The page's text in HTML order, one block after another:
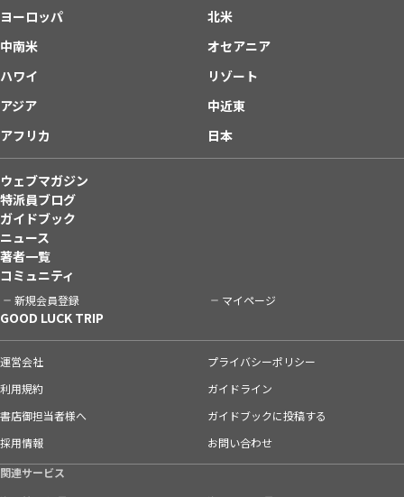
ヨーロッパ
北米
中南米
オセアニア
ハワイ
リゾート
アジア
中近東
アフリカ
日本
ウェブマガジン
特派員ブログ
ガイドブック
ニュース
著者一覧
コミュニティ
新規会員登録 マイページ
GOOD LUCK TRIP
運営会社
プライバシーポリシー
利用規約
ガイドライン
書店御担当者様へ
ガイドブックに投稿する
採用情報
お問い合わせ
関連サービス